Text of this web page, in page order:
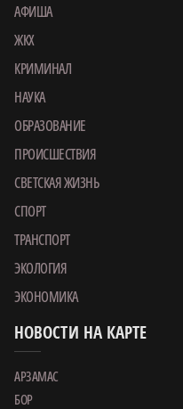
АФИША
ЖКХ
КРИМИНАЛ
НАУКА
ОБРАЗОВАНИЕ
ПРОИСШЕСТВИЯ
СВЕТСКАЯ ЖИЗНЬ
СПОРТ
ТРАНСПОРТ
ЭКОЛОГИЯ
ЭКОНОМИКА
НОВОСТИ НА КАРТЕ
АРЗАМАС
БОР